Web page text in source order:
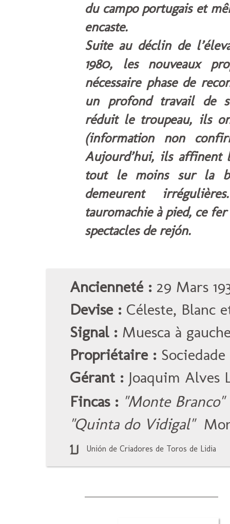
du campo portugais et
encaste.
Suite au déclin de
1980, les nouveaux
nécessaire phase de
un profond travail de
réduit le troupeau, ils
(information non
Aujourd’hui, ils affinent
tout le moins sur la
demeurent
tauromachie à pied, ce
spectacles de rejón.
Ancienneté : 29 Mars
Devise : Céleste, Blanc
Signal : Muesca à
Propriétaire :
Gérant : Joaquim Alves
Fincas : "Monte Branco"
"Quinta do Vidigal"
Unión de Criadores de Toros de Lidia